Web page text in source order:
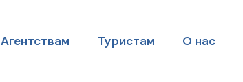
Агентствам Туристам О нас